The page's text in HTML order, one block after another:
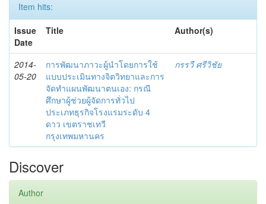
Item hits:
Issue
Date
Title Author(s)
2014-
05-20
การพัฒนาภาวะผู้นำโดยการใช้
แบบประเมินทางจิตวิทยาและการ
จัดทำแผนพัฒนาตนเอง: กรณี
ศึกษาผู้ช่วยผู้จัดการทั่วไป
ประเภทธุรกิจโรงแรมระดับ 4
ดาว เขตราชเทวี
กรุงเทพมหานคร
กรรวี ศรีวิชัย
Discover
Author